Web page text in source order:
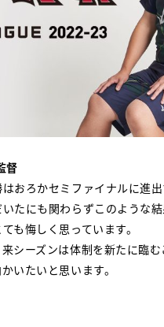
督
おろかセミファイナルに進
たにも関わらずこのような
も悔しく思っています。
シーズンは体制を新たに臨
いたいと思います。